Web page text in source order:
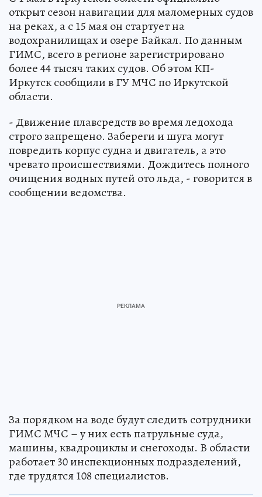
открыт сезон навигации для маломерных судов
на реках, а с 15 мая он стартует на
водохранилищах и озере Байкал. По данным
ГИМС, всего в регионе зарегистрировано
более 44 тысяч таких судов. Об этом КП-
Иркутск сообщили в ГУ МЧС по Иркутской
области.
- Движение плавсредств во время ледохода
строго запрещено. Забереги и шуга могут
повредить корпус судна и двигатель, а это
чревато происшествиями. Дождитесь полного
очищения водных путей ото льда, - говорится в
сообщении ведомства.
За порядком на воде будут следить сотрудники
ГИМС МЧС – у них есть патрульные суда,
машины, квадроциклы и снегоходы. В области
работает 30 инспекционных подразделений,
где трудятся 108 специалистов.